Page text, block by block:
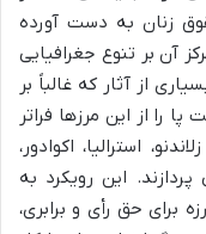
زنان به دست آورده
آن بر تنوع جغرافیایی
از آثار که غالباً بر
را از این مرزها فراتر
استرالیا، اکوادور،
این رویکرد به
برای حق رأی و برابری،